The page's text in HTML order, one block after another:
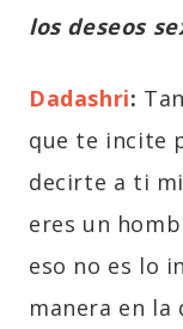
los deseos
Dadashri: Tan
que te incite
decirte a ti
eres un
eso no es lo
manera en la